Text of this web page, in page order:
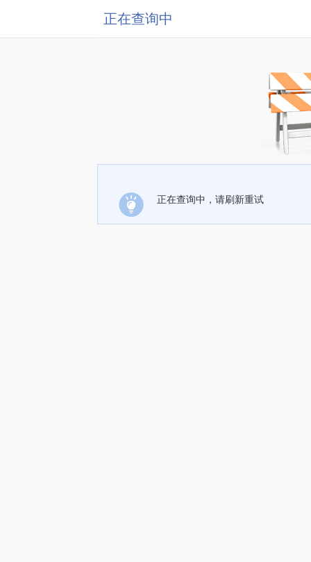
正在查询中
正在查询中，请刷新重试